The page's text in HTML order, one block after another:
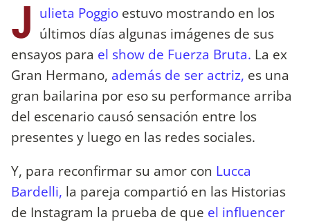
J ulieta Poggio estuvo mostrando en los
últimos días algunas imágenes de sus
ensayos para el show de Fuerza Bruta. La ex
Gran Hermano, además de ser actriz, es una
gran bailarina por eso su performance arriba
del escenario causó sensación entre los
presentes y luego en las redes sociales.
Y, para reconfirmar su amor con Lucca
Bardelli, la pareja compartió en las Historias
de Instagram la prueba de que el influencer